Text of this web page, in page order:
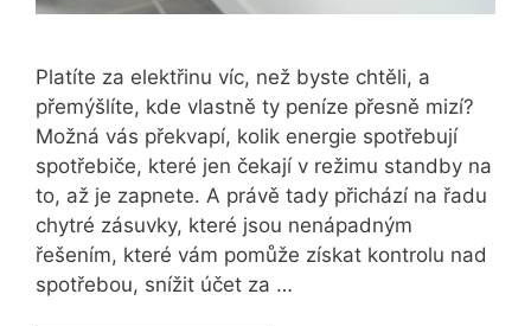
Platíte za elektřinu víc, než byste chtěli, a
přemýšlíte, kde vlastně ty peníze přesně mizí?
Možná vás překvapí, kolik energie spotřebují
spotřebiče, které jen čekají v režimu standby na
to, až je zapnete. A právě tady přichází na řadu
chytré zásuvky, které jsou nenápadným
řešením, které vám pomůže získat kontrolu nad
spotřebou, snížit účet za …